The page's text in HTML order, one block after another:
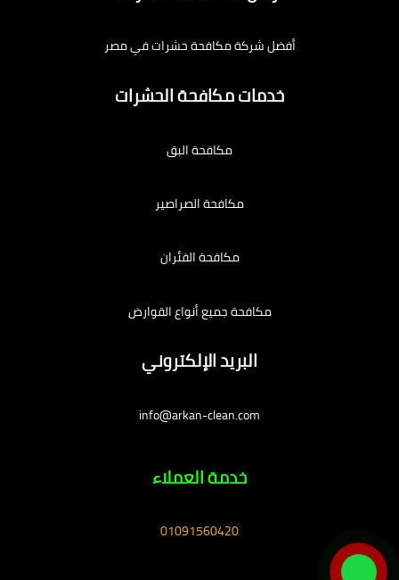
أفضل شركة مكافحة حشرات في مصر
خدمات مكافحة الحشرات
مكافحة البق
مكافحة الصراصير
مكافحة الفئران
مكافحة جميع أنواع القوارض
البريد الإلكتروني
info@arkan-clean.com
خدمة العملاء
01091560420